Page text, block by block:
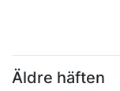
Äldre häften